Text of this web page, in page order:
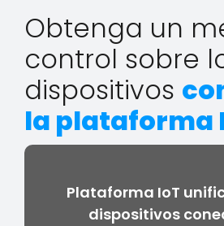
Obtenga un
control sobre
dispositivos
la plataforma
Plataforma IoT
dispositivos